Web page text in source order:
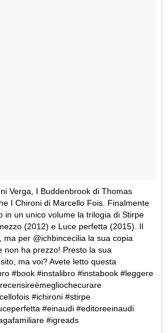
Verga, I Buddenbrook di Thomas
I Chironi di Marcello Fois. Finalmente
in un unico volume la trilogia di Stirpe
(2012) e Luce perfetta (2015). Il
ma per @ichbincecilia la sua copia
non ha prezzo! Presto la sua
ma voi? Avete letto questa
#book #instalibro #instabook #leggere
#ichironi #stirpe
#einaudi #editoreeinaudi
#igreads